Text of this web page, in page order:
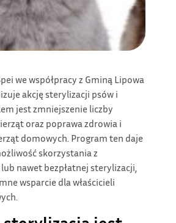
we współpracy z Gminą Lipowa
akcję sterylizacji psów i
jest zmniejszenie liczby
oraz poprawa zdrowia i
domowych. Program ten daje
skorzystania z
nawet bezpłatnej sterylizacji,
wsparcie dla właścicieli